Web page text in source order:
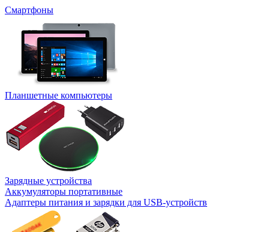
Смартфоны
Планшетные компьютеры
Зарядные устройства
Аккумуляторы портативные
Адаптеры питания и зарядки для USB-устройств